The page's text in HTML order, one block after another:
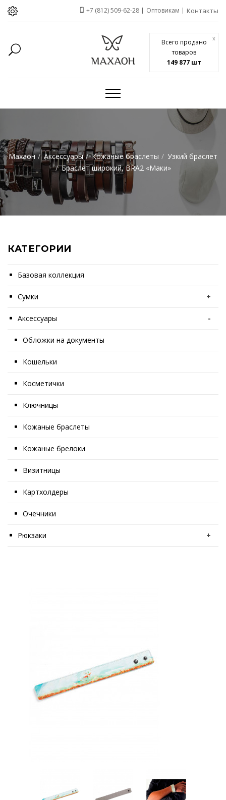
Всего продано
товаров
149 877 шт
x
+7 (812) 509-62-28 Оптовикам Контакты
Махаон Аксессуары Кожаные браслеты
Узкий браслет
Браслет широкий, BRA2 «Маки»
КАТЕГОРИИ
Базовая коллекция
Сумки +
Аксессуары -
Обложки на документы
Кошельки
Косметички
Ключницы
Кожаные браслеты
Кожаные брелоки
Визитницы
Картхолдеры
Очечники
Рюкзаки +